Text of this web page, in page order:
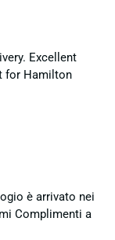
Excellent
for Hamilton
è arrivato nei
Complimenti a